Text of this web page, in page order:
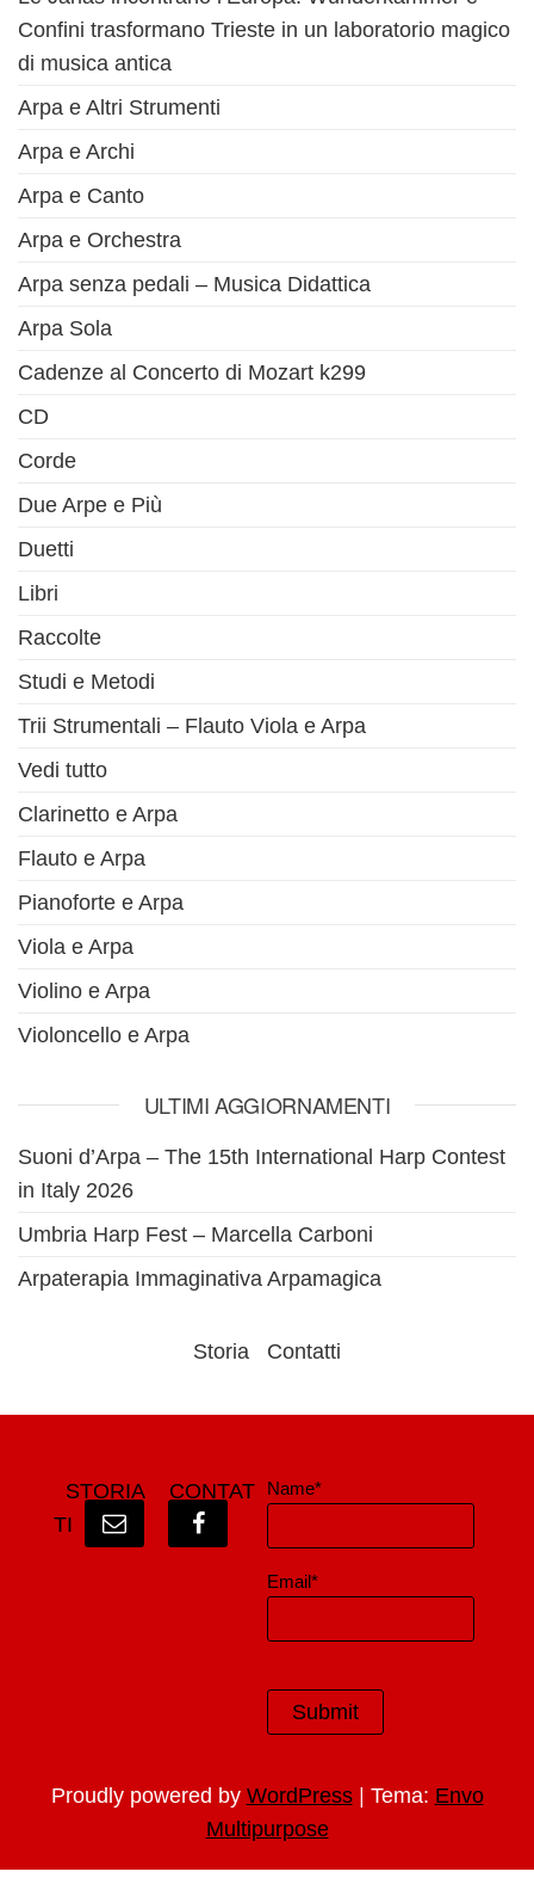
Confini trasformano Trieste in un laboratorio magico
di musica antica
Arpa e Altri Strumenti
Arpa e Archi
Arpa e Canto
Arpa e Orchestra
Arpa senza pedali – Musica Didattica
Arpa Sola
Cadenze al Concerto di Mozart k299
CD
Corde
Due Arpe e Più
Duetti
Libri
Raccolte
Studi e Metodi
Trii Strumentali – Flauto Viola e Arpa
Vedi tutto
Clarinetto e Arpa
Flauto e Arpa
Pianoforte e Arpa
Viola e Arpa
Violino e Arpa
Violoncello e Arpa
ULTIMI AGGIORNAMENTI
Suoni d’Arpa – The 15th International Harp Contest
in Italy 2026
Umbria Harp Fest – Marcella Carboni
Arpaterapia Immaginativa Arpamagica
Storia Contatti
STORIA
CONTAT
TI
Name*
Email*
Proudly powered by WordPress | Tema: Envo
Multipurpose